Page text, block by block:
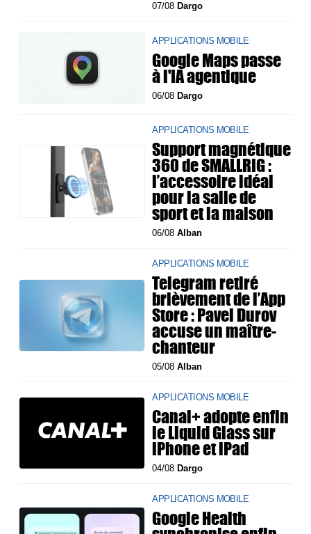
07/08 Dargo
APPLICATIONS MOBILE
Google Maps passe
à l'IA agentique
06/08 Dargo
APPLICATIONS MOBILE
Support magnétique
360 de SMALLRIG :
l’accessoire idéal
pour la salle de
sport et la maison
06/08Alban
APPLICATIONS MOBILE
Telegram retiré
brièvement de l’App
Store : Pavel Durov
accuse un maître-
chanteur
05/08Alban
APPLICATIONS MOBILE
Canal+ adopte enfin
le Liquid Glass sur
iPhone et iPad
04/08 Dargo
APPLICATIONS MOBILE
Google Health